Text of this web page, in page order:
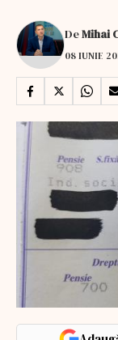
DeMihai
08 IUNIE